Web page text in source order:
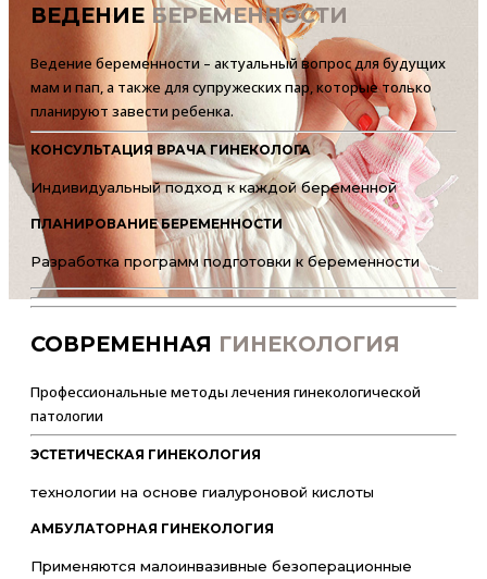
ВЕДЕНИЕ БЕРЕМЕННОСТИ
Ведение беременности – актуальный вопрос для будущих
мам и пап, а также для супружеских пар, которые только
планируют завести ребенка.
КОНСУЛЬТАЦИЯ ВРАЧА ГИНЕКОЛОГА
Индивидуальный подход к каждой беременной
ПЛАНИРОВАНИЕ БЕРЕМЕННОСТИ
Разработка программ подготовки к беременности
СОВРЕМЕННАЯ ГИНЕКОЛОГИЯ
Профессиональные методы лечения гинекологической
патологии
ЭСТЕТИЧЕСКАЯ ГИНЕКОЛОГИЯ
технологии на основе гиалуроновой кислоты
АМБУЛАТОРНАЯ ГИНЕКОЛОГИЯ
Применяются малоинвазивные безоперационные